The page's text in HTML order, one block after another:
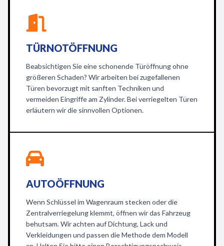
TÜRNOTÖFFNUNG
Beabsichtigen Sie eine schonende Türöffnung ohne
größeren Schaden? Wir arbeiten bei zugefallenen
Türen bevorzugt mit sanften Techniken und
vermeiden Eingriffe am Zylinder. Bei verriegelten Türen
erläutern wir die sinnvollen Optionen.
AUTOÖFFNUNG
Wenn Schlüssel im Wagenraum stecken oder die
Zentralverriegelung klemmt, öffnen wir das Fahrzeug
behutsam. Wir achten auf Dichtung, Lack und
Verkleidungen und passen die Methode dem Modell